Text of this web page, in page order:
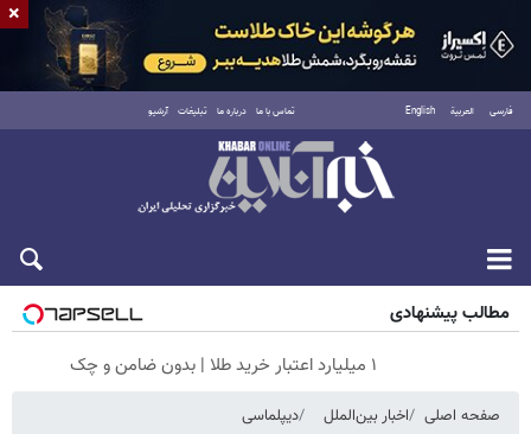
فارسی العربية English تماس با ما درباره ما تبلیغات آرشیو
جمعه ۱۶ مرداد ۱۴۰۵
مطالب پیشنهادی
۱ میلیارد اعتبار خرید طلا | بدون ضامن و چک
صفحه اصلی اخبار بین‌الملل دیپلماسی
×